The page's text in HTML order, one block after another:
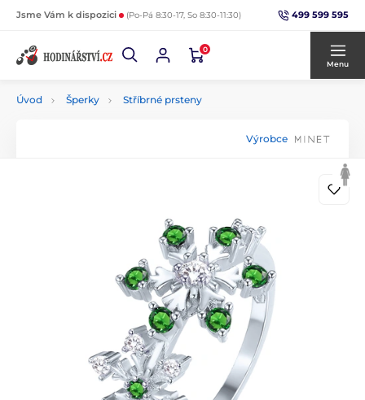
Jsme Vám k dispozici (Po-Pá 8:30-17, So 8:30-11:30) 499 599 595
0
Menu
Úvod Šperky Stříbrné prsteny
Výrobce